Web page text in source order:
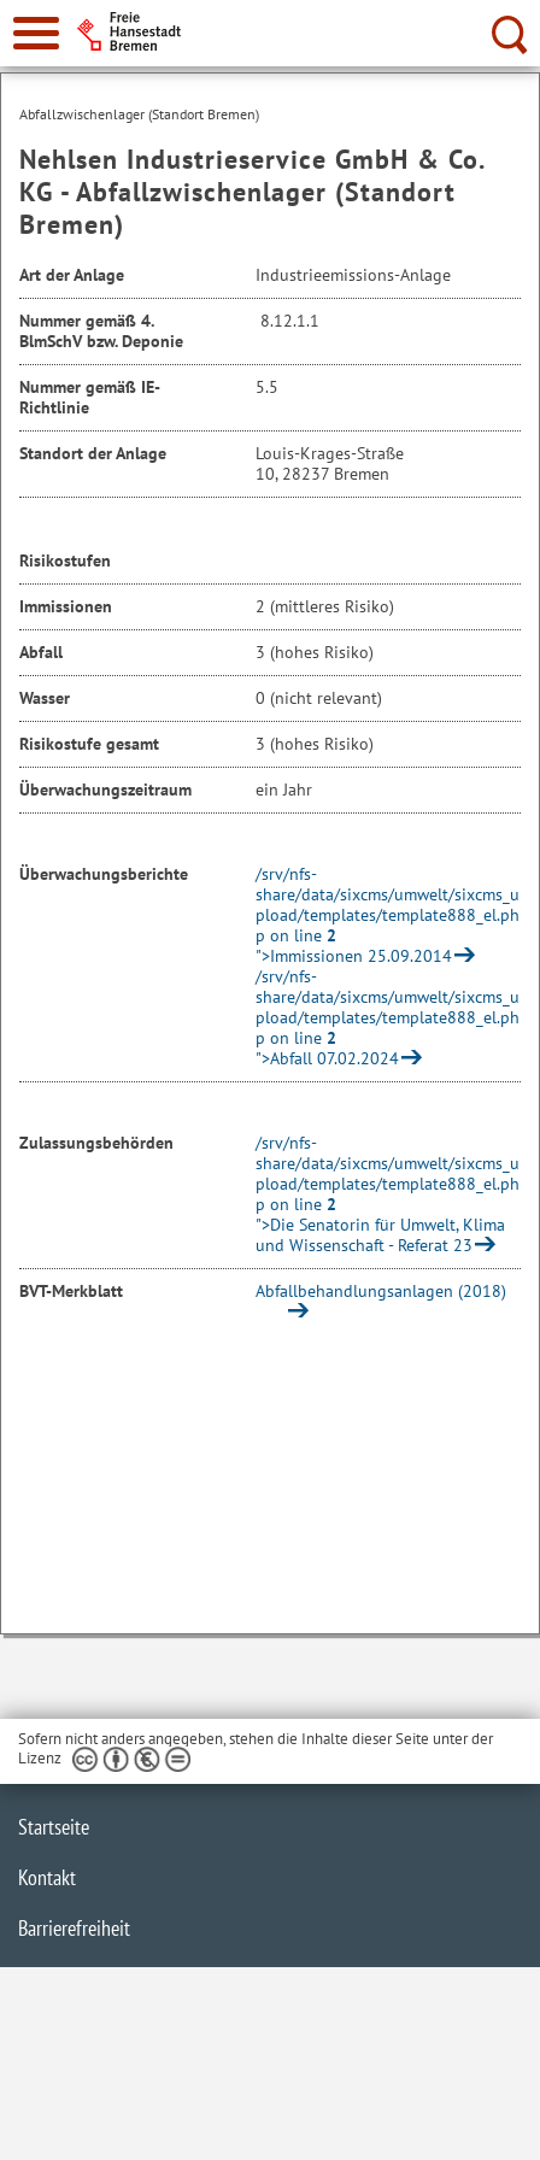
Suche:
Abfallzwischenlager (Standort Bremen)
Nehlsen Industrieservice GmbH & Co.
KG - Abfallzwischenlager (Standort
Bremen)
Art der Anlage Industrieemissions-Anlage
Nummer gemäß 4.
BlmSchV bzw. Deponie
8.12.1.1
Nummer gemäß IE-
Richtlinie
5.5
Standort der Anlage
Louis-Krages-Straße
10, 28237 Bremen
Risikostufen
Immissionen 2 (mittleres Risiko)
Abfall 3 (hohes Risiko)
Wasser 0 (nicht relevant)
Risikostufe gesamt 3 (hohes Risiko)
Überwachungszeitraum ein Jahr
Überwachungsberichte
/srv/nfs-
share/data/sixcms/umwelt/sixcms_u
pload/templates/template888_el.ph
p on line 2
">Immissionen 25.09.2014
/srv/nfs-
share/data/sixcms/umwelt/sixcms_u
pload/templates/template888_el.ph
p on line 2
">Abfall 07.02.2024
Zulassungsbehörden
/srv/nfs-
share/data/sixcms/umwelt/sixcms_u
pload/templates/template888_el.ph
p on line 2
">Die Senatorin für Umwelt, Klima
und Wissenschaft - Referat 23
BVT-Merkblatt Abfallbehandlungsanlagen (2018)
Sofern nicht anders angegeben, stehen die Inhalte dieser Seite unter der
Lizenz
Startseite
Kontakt
Barrierefreiheit